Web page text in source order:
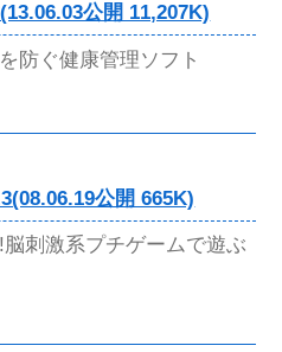
公開 11,207K)
防ぐ健康管理ソフト
公開 665K)
刺激系プチゲームで遊ぶ